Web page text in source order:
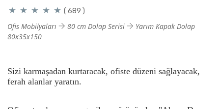
( 689 )
Ofis Mobilyaları 80 cm Dolap Serisi
Yarım Kapak Dolap
80x35x150
Sizi karmaşadan kurtaracak, ofiste düzeni sağlayacak,
ferah alanlar yaratın.